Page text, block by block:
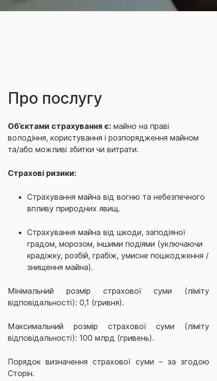
Про послугу
Об’єктами страхування є: майно на праві
володіння, користування і розпорядження майном
та/або можливі збитки чи витрати.
Страхові ризики:
Страхування майна від вогню та небезпечного
впливу природних явищ.
Страхування майна від шкоди, заподіяної
градом, морозом, іншими подіями (уключаючи
крадіжку, розбій, грабіж, умисне пошкодження /
знищення майна).
Мінімальний розмір страхової суми (ліміту
відповідальності): 0,1 (гривня).
Максимальний розмір страхової суми (ліміту
відповідальності): 100 млрд (гривень).
Порядок визначення страхової суми – за згодою
Сторін.